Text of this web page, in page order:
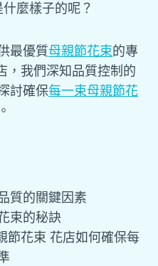
麼樣子的呢？
最優質母親節花束的專
，我們深知品質控制的
討確保每一束母親節花
。
質的關鍵因素
束的秘訣
節花束 花店如何確保每